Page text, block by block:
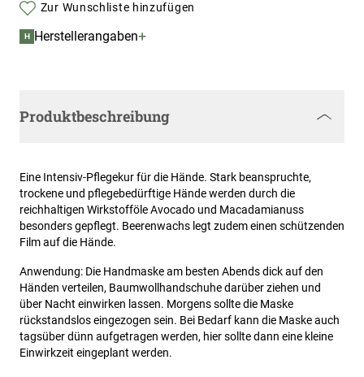
Zur Wunschliste hinzufügen
H Herstellerangaben+
Produktbeschreibung
Eine Intensiv-Pflegekur für die Hände. Stark beanspruchte,
trockene und pflegebedürftige Hände werden durch die
reichhaltigen Wirkstofföle Avocado und Macadamianuss
besonders gepflegt. Beerenwachs legt zudem einen schützenden
Film auf die Hände.
Anwendung: Die Handmaske am besten Abends dick auf den
Händen verteilen, Baumwollhandschuhe darüber ziehen und
über Nacht einwirken lassen. Morgens sollte die Maske
rückstandslos eingezogen sein. Bei Bedarf kann die Maske auch
tagsüber dünn aufgetragen werden, hier sollte dann eine kleine
Einwirkzeit eingeplant werden.